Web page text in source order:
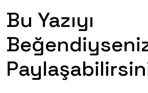
Bu Yazıyı